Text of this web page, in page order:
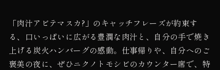
「肉汁アビテマスカ?」のキャッチフレーズが約束す
る、口いっぱいに広がる豊潤な肉汁と、自分の手で焼き
上げる炭火ハンバーグの感動。仕事帰りや、自分へのご
褒美の夜に、ぜひニクノトモシビのカウンター席で、特